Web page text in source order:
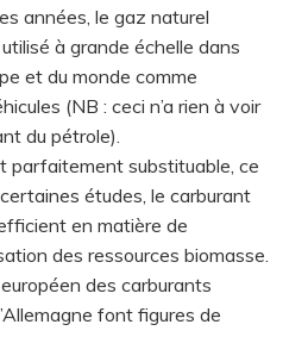
années, le gaz naturel
à grande échelle dans
et du monde comme
(NB : ceci n’a rien à voir
du pétrole).
parfaitement substituable, ce
études, le carburant
en matière de
des ressources biomasse.
des carburants
font figures de